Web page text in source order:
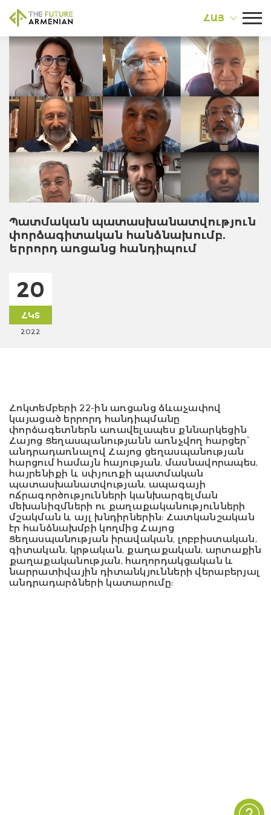
ՀԱՅ
Պատմական պատասխանատվություն
փորձագիտական հանձնախումբ.
երրորդ առցանց հանդիպում
20
ՀԿՏ
2022
Հոկտեմբերի 22-ին առցանց ձևաչափով
կայացած երրորդ հանդիպմանը
փորձագետներն առավելապես քննարկեցին
Հայոց Ցեղասպանությանն առնչվող հարցեր՝
անդրադառնալով Հայոց ցեղասպանության
հարցում համայն հայության, մասնավորապես,
հայրենիքի և սփյուռքի պատմական
պատասխանատվության, ապագայի
ոճրագործությունների կանխարգելման
մեխանիզմների ու քաղաքականությունների
մշակման և այլ խնդիրներին: Հատկանշական
էր հանձնախմբի կողմից Հայոց
Ցեղասպանության իրավական, լոբբիստական,
գիտական, կրթական, քաղաքական, արտաքին
քաղաքականության, հաղորդակցական և
նարրատիվային դիտանկյունների վերաբերյալ
անդրադարձների կատարումը: